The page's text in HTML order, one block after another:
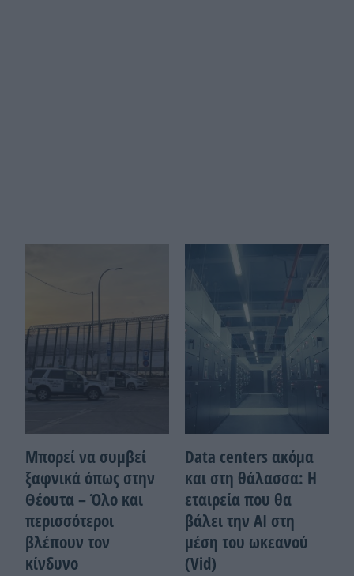
Μπορεί να συμβεί
ξαφνικά όπως στην
Θέουτα – Όλο και
περισσότεροι
βλέπουν τον
κίνδυνο
Data centers ακόμα
και στη θάλασσα: Η
εταιρεία που θα
βάλει την ΑΙ στη
μέση του ωκεανού
(Vid)